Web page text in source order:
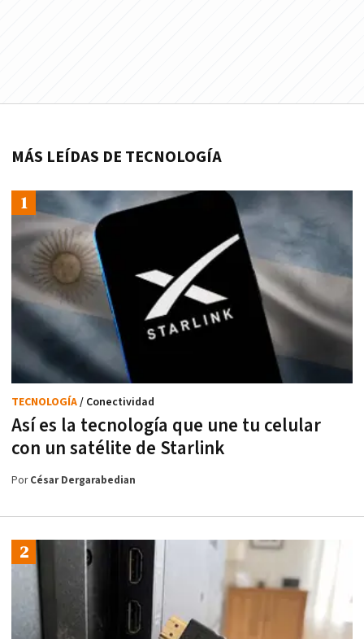
MÁS LEÍDAS DE TECNOLOGÍA
Así es la tecnología que une tu celular
con un satélite de Starlink
TECNOLOGÍA/ Conectividad
PorCésar Dergarabedian